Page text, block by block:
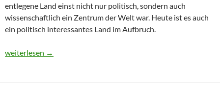
entlegene Land einst nicht nur politisch, sondern auch
wissenschaftlich ein Zentrum der Welt war. Heute ist es auch
ein politisch interessantes Land im Aufbruch.
Usbekistan 2025: Unterwegs in einem Land im Aufbruch
weiterlesen →